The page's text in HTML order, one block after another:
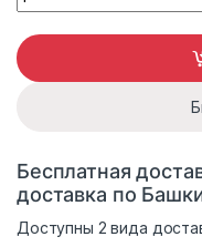
Бесплатная
доставка по
Доступны 2 вида